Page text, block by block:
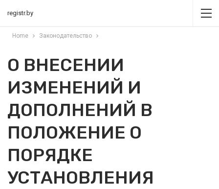
registr.by
Home Законодательство
О ВНЕСЕНИИ
ИЗМЕНЕНИЙ И
ДОПОЛНЕНИЙ В
ПОЛОЖЕНИЕ О
ПОРЯДКЕ
УСТАНОВЛЕНИЯ